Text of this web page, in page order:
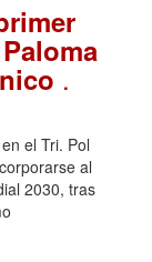
.
el Tri. Pol
al
2030, tras